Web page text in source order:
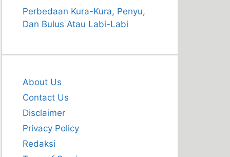
Perbedaan Kura-Kura, Penyu,
Dan Bulus Atau Labi-Labi
About Us
Contact Us
Disclaimer
Privacy Policy
Redaksi